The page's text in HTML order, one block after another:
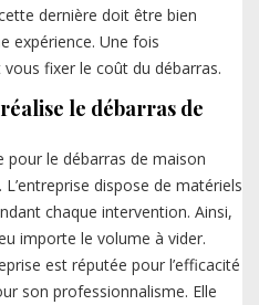
dernière doit être bien
expérience. Une fois
fixer le coût du débarras.
le débarras de
pour le débarras de maison
dispose de matériels
chaque intervention. Ainsi,
importe le volume à vider.
est réputée pour l’efficacité
son professionnalisme. Elle